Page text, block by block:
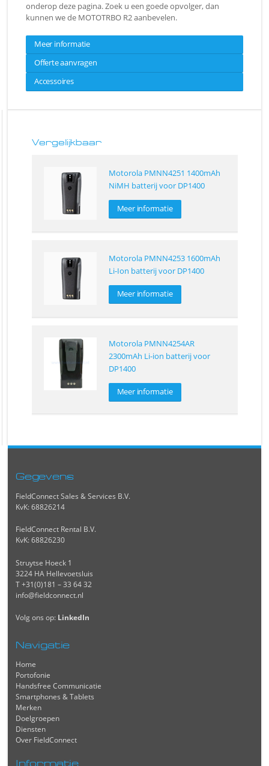
onderop deze pagina. Zoek u een goede opvolger, dan
kunnen we de MOTOTRBO R2 aanbevelen.
Meer informatie
Offerte aanvragen
Accessoires
Vergelijkbaar
Motorola PMNN4251 1400mAh
NiMH batterij voor DP1400
Meer informatie
Motorola PMNN4253 1600mAh
Li-Ion batterij voor DP1400
Meer informatie
Motorola PMNN4254AR
2300mAh Li-ion batterij voor
DP1400
Meer informatie
Gegevens
FieldConnect Sales & Services B.V.
KvK: 68826214
FieldConnect Rental B.V.
KvK: 68826230
Struytse Hoeck 1
3224 HA Hellevoetsluis
T +31(0)181 – 33 64 32
info@fieldconnect.nl
Volg ons op: LinkedIn
Navigatie
Home
Portofonie
Handsfree Communicatie
Smartphones & Tablets
Merken
Doelgroepen
Diensten
Over FieldConnect
Informatie